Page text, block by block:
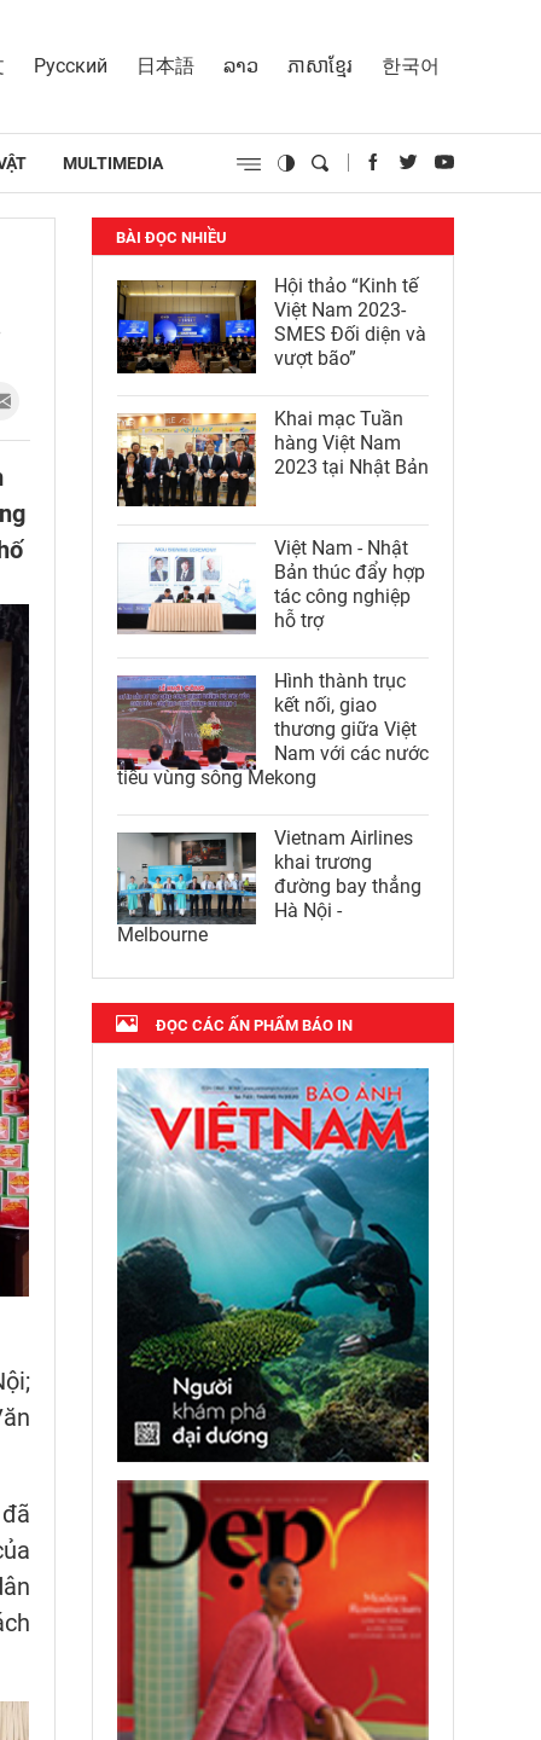
Русский 日本語 ລາວ ភាសាខ្មែរ 한국어
MULTIMEDIA
BÀI ĐỌC NHIỀU
Hội thảo “Kinh tế
Việt Nam 2023-
SMES Đối diện và
vượt bão”
Khai mạc Tuần
hàng Việt Nam
2023 tại Nhật Bản
Việt Nam - Nhật
Bản thúc đẩy hợp
tác công nghiệp
hỗ trợ
Hình thành trục
kết nối, giao
thương giữa Việt
Nam với các nước
tiểu vùng sông Mekong
Vietnam Airlines
khai trương
đường bay thẳng
Hà Nội -
Melbourne
ĐỌC CÁC ẤN PHẨM BÁO IN